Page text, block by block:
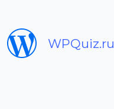
WPQuiz.ru